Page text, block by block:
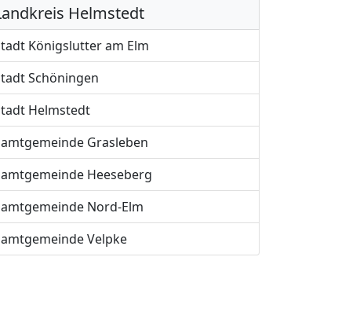
Helmstedt
Königslutter am Elm
Schöningen
Helmstedt
Grasleben
Heeseberg
Nord-Elm
Velpke